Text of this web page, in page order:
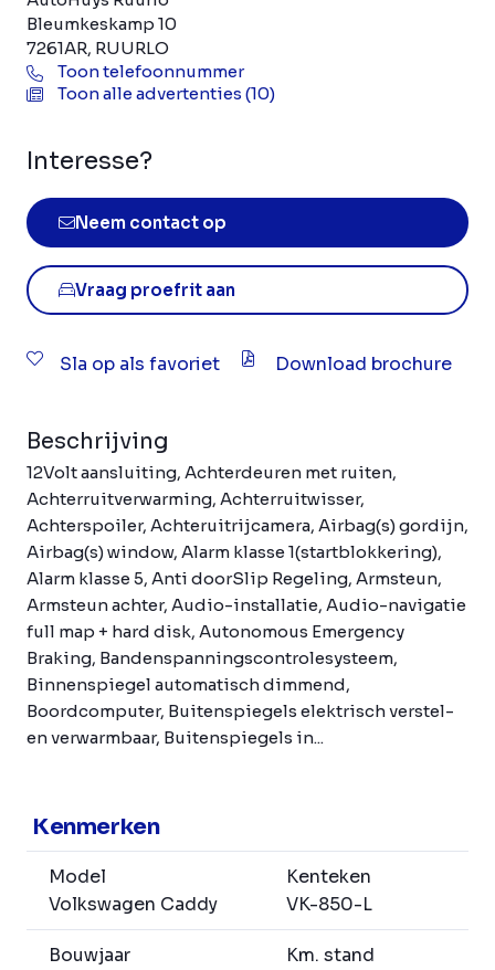
Bleumkeskamp 10
7261AR, RUURLO
Toon telefoonnummer
Toon alle advertenties (10)
Interesse?
Neem contact op
Vraag proefrit aan
Sla op als favoriet Download brochure
Beschrijving
12Volt aansluiting, Achterdeuren met ruiten,
Achterruitverwarming, Achterruitwisser,
Achterspoiler, Achteruitrijcamera, Airbag(s) gordijn,
Airbag(s) window, Alarm klasse 1(startblokkering),
Alarm klasse 5, Anti doorSlip Regeling, Armsteun,
Armsteun achter, Audio-installatie, Audio-navigatie
full map + hard disk, Autonomous Emergency
Braking, Bandenspanningscontrolesysteem,
Binnenspiegel automatisch dimmend,
Boordcomputer, Buitenspiegels elektrisch verstel-
en verwarmbaar, Buitenspiegels in...
Kenmerken
Model
Volkswagen Caddy
Kenteken
VK-850-L
Bouwjaar
Km. stand